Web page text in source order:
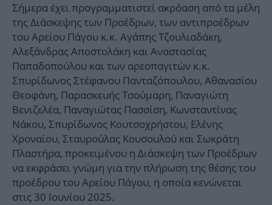
Σήμερα έχει προγραμματιστεί ακρόαση από τα μέλη
της Διάσκεψης των Προέδρων, των αντιπροέδρων
του Αρείου Πάγου κ.κ. Αγάπης Τζουλιαδάκη,
Αλεξάνδρας Αποστολάκη και Αναστασίας
Παπαδοπούλου και των αρεοπαγιτών κ.κ.
Σπυρίδωνος Στέφανου Πανταζόπουλου, Αθανασίου
Θεοφάνη, Παρασκευής Τσούμαρη, Παναγιώτη
Βενιζελέα, Παναγιώτας Πασσίση, Κωνσταντίνας
Νάκου, Σπυρίδωνος Κουτσοχρήστου, Ελένης
Χροναίου, Σταυρούλας Κουσουλού και Σωκράτη
Πλαστήρα, προκειμένου η Διάσκεψη των Προέδρων
να εκφράσει γνώμη για την πλήρωση της θέσης του
προέδρου του Αρείου Πάγου, η οποία κενώνεται
στις 30 Ιουνίου 2025.